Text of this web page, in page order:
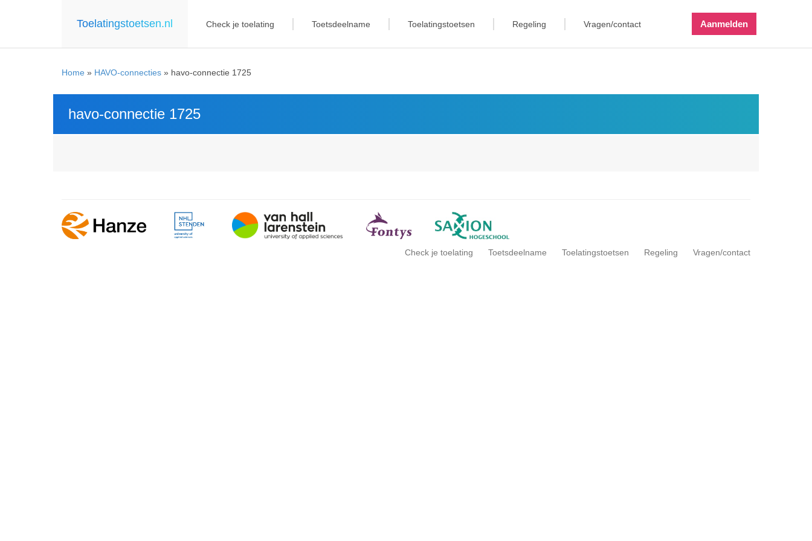
Toelatingstoetsen.nl Check je toelating Toetsdeelname Toelatingstoetsen Regeling Vragen/contact Aanmelden
Home » HAVO-connecties » havo-connectie 1725
havo-connectie 1725
Check je toelating Toetsdeelname Toelatingstoetsen Regeling Vragen/contact